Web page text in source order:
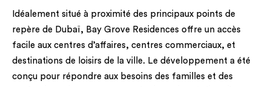
Idéalement situé à proximité des principaux points de
repère de Dubaï, Bay Grove Residences offre un accès
facile aux centres d’affaires, centres commerciaux, et
destinations de loisirs de la ville. Le développement a été
conçu pour répondre aux besoins des familles et des